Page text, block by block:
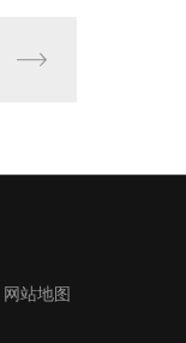
网站地图